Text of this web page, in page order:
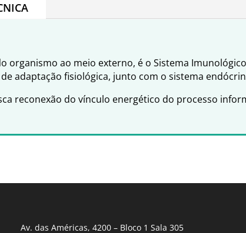
organismo ao meio externo, é o Sistema
adaptação fisiológica, junto com o sistema
reconexão do vínculo energético do processo
Av. das Américas, 4200 – Bloco 1 Sala 305